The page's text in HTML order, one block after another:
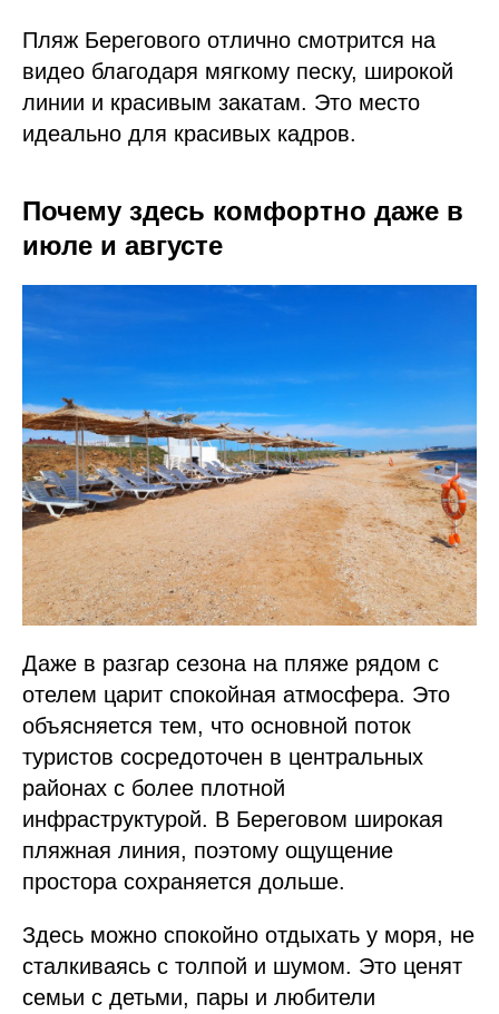
Пляж Берегового отлично смотрится на
видео благодаря мягкому песку, широкой
линии и красивым закатам. Это место
идеально для красивых кадров.
Почему здесь комфортно даже в
июле и августе
Даже в разгар сезона на пляже рядом с
отелем царит спокойная атмосфера. Это
объясняется тем, что основной поток
туристов сосредоточен в центральных
районах с более плотной
инфраструктурой. В Береговом широкая
пляжная линия, поэтому ощущение
простора сохраняется дольше.
Здесь можно спокойно отдыхать у моря, не
сталкиваясь с толпой и шумом. Это ценят
семьи с детьми, пары и любители